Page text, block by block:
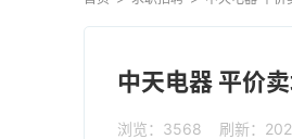
中天电器 平价
浏览：3568 刷新：